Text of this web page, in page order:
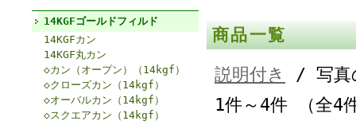
14KGFゴールドフィルド
14KGFカン
14KGF丸カン
◇カン（オープン）（14kgf）
◇クローズカン（14kgf）
◇オーバルカン（14kgf）
◇スクエアカン（14kgf）
商品一覧
説明付き
/ 写真
1件～4件 （全4